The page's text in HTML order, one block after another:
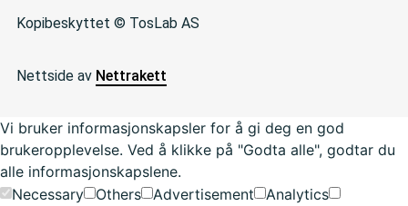
Kopibeskyttet © TosLab AS
Nettside av Nettrakett
Vi bruker informasjonskapsler for å gi deg en god
brukeropplevelse. Ved å klikke på "Godta alle", godtar du
alle informasjonskapslene.
Necessary
Others Advertisement
Analytics